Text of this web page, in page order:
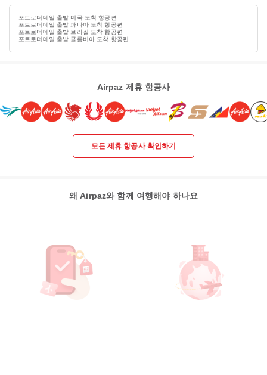
포트로더데일 출발 미국 도착 항공편
포트로더데일 출발 파나마 도착 항공편
포트로더데일 출발 브라질 도착 항공편
포트로더데일 출발 콜롬비아 도착 항공편
Airpaz 제휴 항공사
모든 제휴 항공사 확인하기
왜 Airpaz와 함께 여행해야 하나요